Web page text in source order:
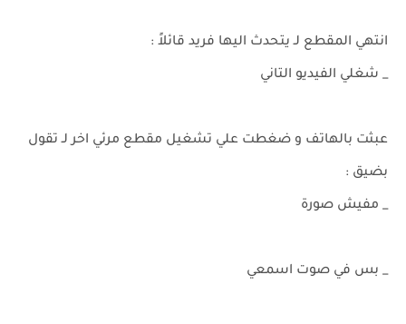
انتهي المقطع لـ يتحدث اليها فريد قائلاً :
_ شغلي الفيديو التاني
عبثت بالهاتف و ضغطت علي تشغيل مقطع مرئي اخر لـ تقول
بضيق :
_ مفيش صورة
_ بس في صوت اسمعي